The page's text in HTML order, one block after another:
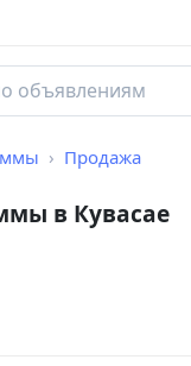
Продажа
в Кувасае